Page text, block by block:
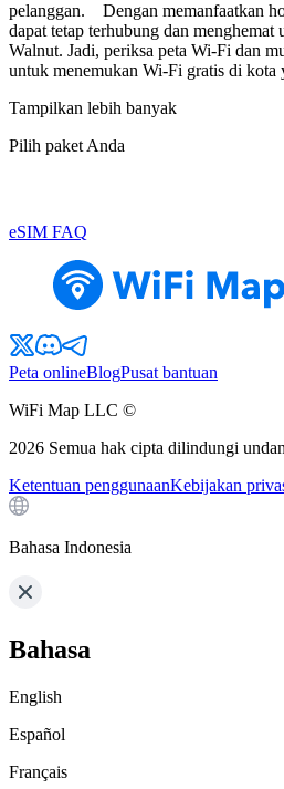
pelanggan. Dengan memanfaatkan
dapat tetap terhubung dan menghemat
Walnut. Jadi, periksa peta Wi-Fi dan
untuk menemukan Wi-Fi gratis di kota
Tampilkan lebih banyak
Pilih paket Anda
eSIM FAQ
Peta onlineBlogPusat bantuan
WiFi Map LLC ©
2026 Semua hak cipta dilindungi
Ketentuan penggunaanKebijakan
Bahasa Indonesia
Bahasa
English
Español
Français